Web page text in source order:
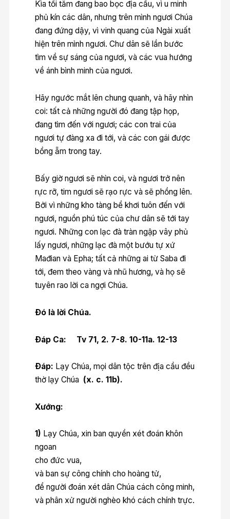
Kìa tối tăm đang bao bọc địa cầu, vì u minh
phủ kín các dân, nhưng trên mình ngươi Chúa
đang đứng dậy, vì vinh quang của Ngài xuất
hiện trên mình ngươi. Chư dân sẽ lần bước
tìm về sự sáng của ngươi, và các vua hướng
về ánh bình minh của ngươi.
Hãy ngước mắt lên chung quanh, và hãy nhìn
coi: tất cả những người đó đang tập họp,
đang tìm đến với ngươi; các con trai của
ngươi tự đàng xa đi tới, và các con gái được
bồng ẵm trong tay.
Bấy giờ ngươi sẽ nhìn coi, và ngươi trở nên
rực rỡ, tim ngươi sẽ rạo rực và sẽ phồng lên.
Bởi vì những kho tàng bể khơi tuôn đến với
ngươi, nguồn phú túc của chư dân sẽ tới tay
ngươi. Những con lạc đà tràn ngập vây phủ
lấy ngươi, những lạc đà một bướu tự xứ
Mađian và Epha; tất cả những ai từ Saba đi
tới, đem theo vàng và nhũ hương, và họ sẽ
tuyên rao lời ca ngợi Chúa.
Ðó là lời Chúa.
Ðáp Ca: Tv 71, 2. 7-8. 10-11a. 12-13
Ðáp: Lạy Chúa, mọi dân tộc trên địa cầu đều
thờ lạy Chúa (x. c. 11b).
Xướng:
1) Lạy Chúa, xin ban quyền xét đoán khôn
ngoan
cho đức vua,
và ban sự công chính cho hoàng tử,
để người đoán xét dân Chúa cách công minh,
và phân xử người nghèo khó cách chính trực.